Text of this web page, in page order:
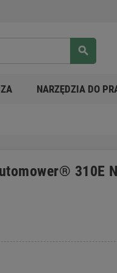
search
NARZĘDZIA DO
310E